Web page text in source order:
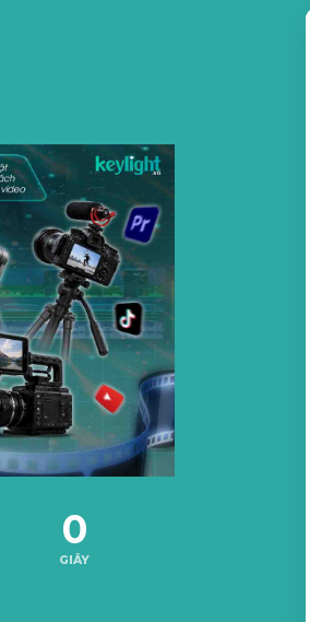
0
GIÂY